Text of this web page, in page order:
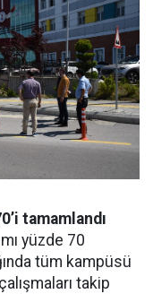
tamamlandı
yüzde 70
tüm kampüsü
takip